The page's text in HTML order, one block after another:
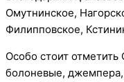
Омутнинское,
Филипповское,
Особо стоит
болоневые,